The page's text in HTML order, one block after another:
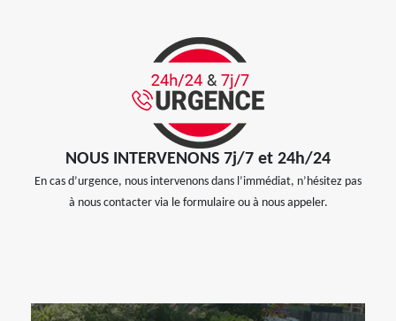
NOUS INTERVENONS 7j/7 et 24h/24
En cas d’urgence, nous intervenons dans l’immédiat, n’hésitez pas
à nous contacter via le formulaire ou à nous appeler.